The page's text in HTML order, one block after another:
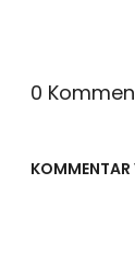
0
KOMMENTAR